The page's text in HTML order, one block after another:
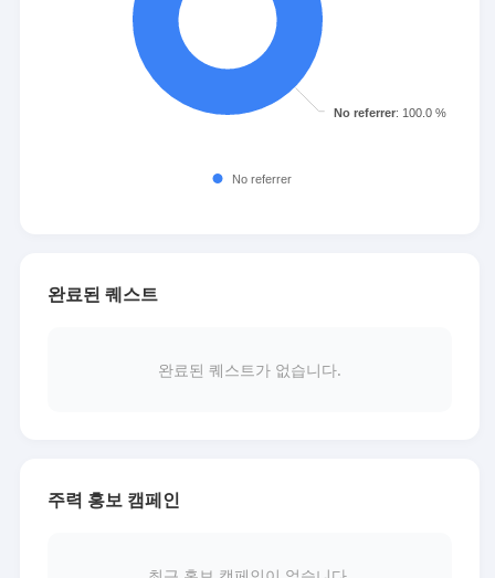
완료된 퀘스트
완료된 퀘스트가 없습니다.
주력 홍보 캠페인